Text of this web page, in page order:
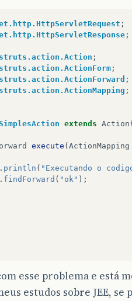
;
;
;
;
;
;
extends Action
execute ( ActionMapping
. println ( "Executando o
. findForward ( "ok" );
esse problema e está
estudos sobre JEE,